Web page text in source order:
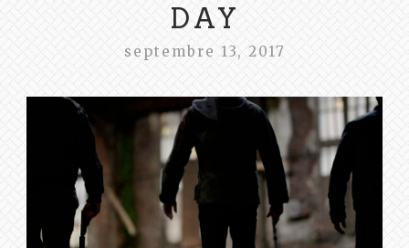
DAY
septembre 13, 2017